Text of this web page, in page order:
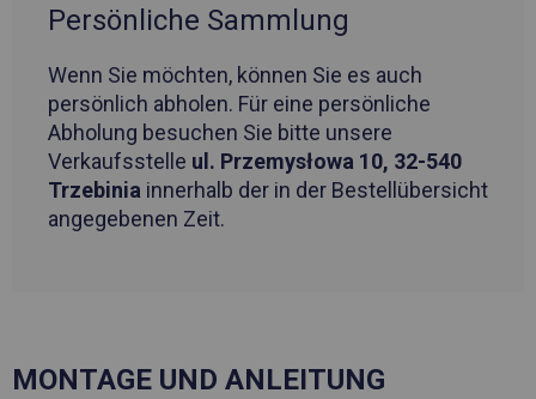
Persönliche Sammlung
Wenn Sie möchten, können Sie es auch
persönlich abholen. Für eine persönliche
Abholung besuchen Sie bitte unsere
Verkaufsstelle ul. Przemysłowa 10, 32-540
Trzebinia innerhalb der in der Bestellübersicht
angegebenen Zeit.
MONTAGE UND ANLEITUNG